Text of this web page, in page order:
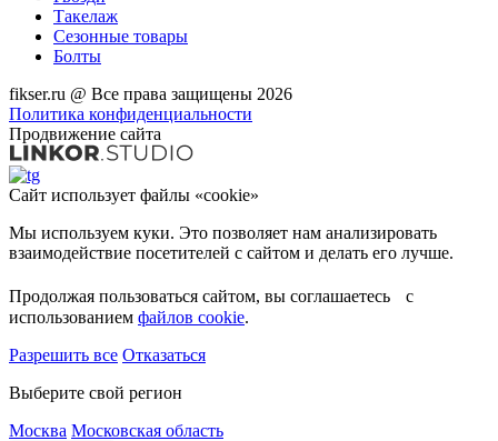
Такелаж
Сезонные товары
Болты
fikser.ru @ Все права защищены 2026
Политика конфиденциальности
Продвижение сайта
Сайт использует файлы «cookie»
Мы используем куки. Это позволяет нам анализировать
взаимодействие посетителей с сайтом и делать его лучше.
Продолжая пользоваться сайтом, вы соглашаетесь с
использованием файлов cookie.
Разрешить все Отказаться
Выберите свой регион
Москва Московская область